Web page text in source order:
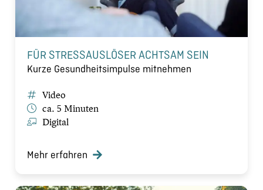
FÜR STRESSAUSLÖSER ACHTSAM SEIN
Kurze Gesundheitsimpulse mitnehmen
Video
ca. 5 Minuten
Digital
Mehr erfahren